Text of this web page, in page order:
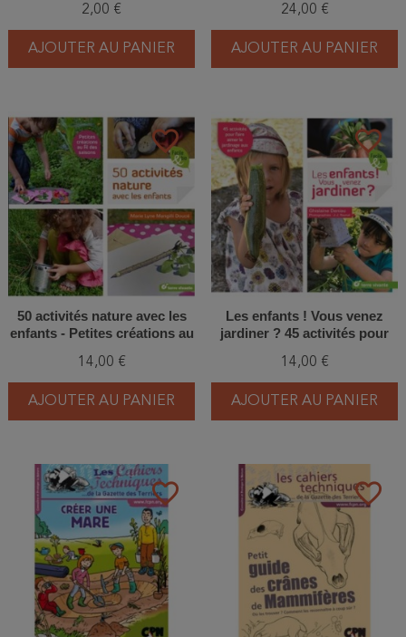
2,00 €
AJOUTER AU PANIER
24,00 €
AJOUTER AU PANIER
favorite_border
50 activités nature avec les
enfants - Petites créations au
14,00 €
AJOUTER AU PANIER
favorite_border
Les enfants ! Vous venez
jardiner ? 45 activités pour
enfants
14,00 €
AJOUTER AU PANIER
favorite_border favorite_border